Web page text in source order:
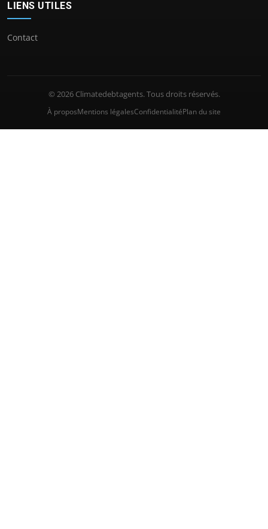
LIENS UTILES
Contact
© 2026 Climatedebtagents. Tous droits réservés.
À proposMentions légalesConfidentialitéPlan du site